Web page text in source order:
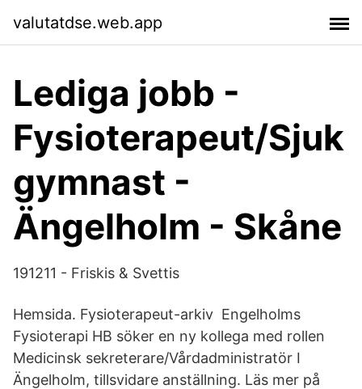
valutatdse.web.app
Lediga jobb -
Fysioterapeut/Sjuk
gymnast -
Ängelholm - Skåne
191211 - Friskis & Svettis
Hemsida. Fysioterapeut-arkiv Engelholms
Fysioterapi HB söker en ny kollega med rollen
Medicinsk sekreterare/Vårdadministratör I
Ängelholm, tillsvidare anställning. Läs mer på